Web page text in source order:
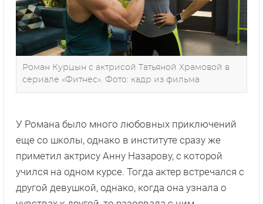
Роман Курцын с актрисой Татьяной Храмовой в
сериале «Фитнес». Фото: кадр из фильма
У Романа было много любовных приключений
еще со школы, однако в институте сразу же
приметил актрису Анну Назарову, с которой
учился на одном курсе. Тогда актер встречался с
другой девушкой, однако, когда она узнала о